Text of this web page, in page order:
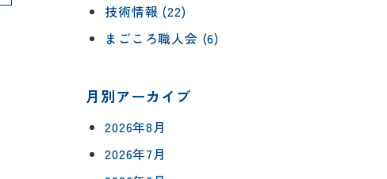
技術情報 (22)
まごころ職人会 (6)
月別アーカイブ
2026年8月
2026年7月